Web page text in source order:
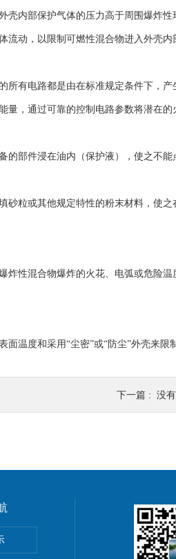
壳内部保护气体的压力高于周围爆炸
流动，以限制可燃性混合物进入外壳内
所有电路都是由在标准规定条件下，
量，通过可靠的控制电路参数将潜在
的部件浸在油内（保护液），使之不能
砂粒或其他规定特性的粉末材料，使
炸性混合物爆炸的火花、电弧或危险
温度和采用“尘密”或“防尘”外壳来限
下一篇 : 没